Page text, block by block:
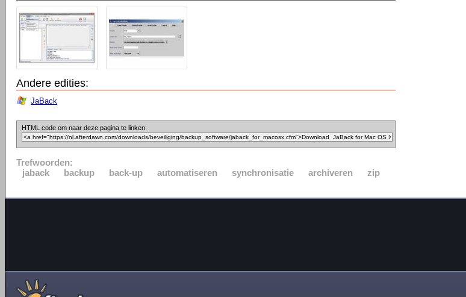
Andere edities:
JaBack
HTML code om naar deze pagina te linken:
Trefwoorden:
jaback
backup back-up automatiseren synchronisatie archiveren zip